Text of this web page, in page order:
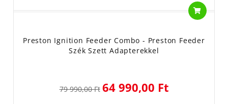
Preston Ignition Feeder Combo - Preston Feeder
Szék Szett Adapterekkel
79 990,00 Ft 64 990,00 Ft